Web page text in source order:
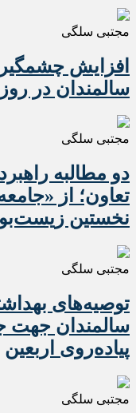
مجتبی سلگی
افزایش چشمگیر
سالمندان در
مجتبی سلگی
دو مطالبه
تعاون؛ از
نخستین
مجتبی سلگی
️توصیه‌های
سالمندان جهت
پیاده‌روی اربعین
مجتبی سلگی